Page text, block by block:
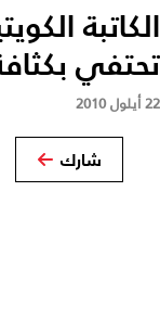
الكاتبة
تحتفي
22 أيلول 2010
شارك